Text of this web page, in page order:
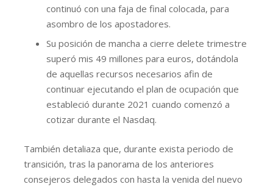
continuó con una faja de final colocada, para
asombro de los apostadores.
Su posición de mancha a cierre delete trimestre
superó mis 49 millones para euros, dotándola
de aquellas recursos necesarios afin de
continuar ejecutando el plan de ocupación que
estableció durante 2021 cuando comenzó a
cotizar durante el Nasdaq.
También detaliaza que, durante exista periodo de
transición, tras la panorama de los anteriores
consejeros delegados con hasta la venida del nuevo